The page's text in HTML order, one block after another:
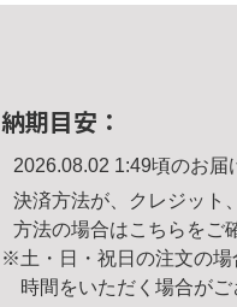
納期目安：
2026.08.02 1:49頃のお届
決済方法が、クレジット
方法の場合はこちら をご
※土・日・祝日の注文の場
時間をいただく場合がご